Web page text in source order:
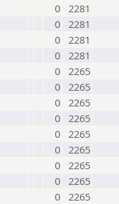
0 2281
0 2281
0 2281
0 2281
0 2265
0 2265
0 2265
0 2265
0 2265
0 2265
0 2265
0 2265
0 2265